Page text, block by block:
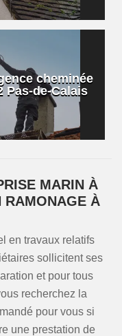
cheminée
Pas-de-Calais
MARIN À
RAMONAGE À
en travaux relatifs
sollicitent ses
et pour tous
recherchez la
pour vous si
une prestation de